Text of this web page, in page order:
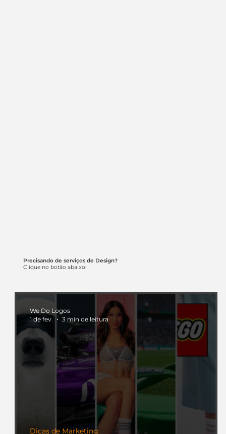
Precisando de serviços de Design?
Clique no botão abaixo:
Dicas de Marketing
We Do Logos
1 de fev.
3 min de leitura